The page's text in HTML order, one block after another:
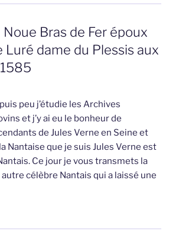
Noue Bras de Fer époux
Luré dame du Plessis aux
peu j’étudie les Archives
et j’y ai eu le bonheur de
de Jules Verne en Seine et
Nantaise que je suis Jules Verne est
Ce jour je vous transmets la
célèbre Nantais qui a laissé une